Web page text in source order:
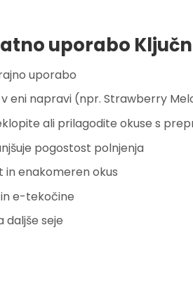
uporabo
uporabo
eni napravi (npr. Strawberry
ali prilagodite okuse s
pogostost polnjenja
in enakomeren okus
e-tekočine
daljše seje